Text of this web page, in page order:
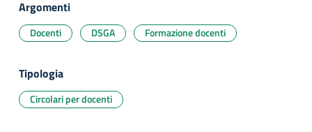
Argomenti
Docenti DSGA Formazione docenti
Tipologia
Circolari per docenti